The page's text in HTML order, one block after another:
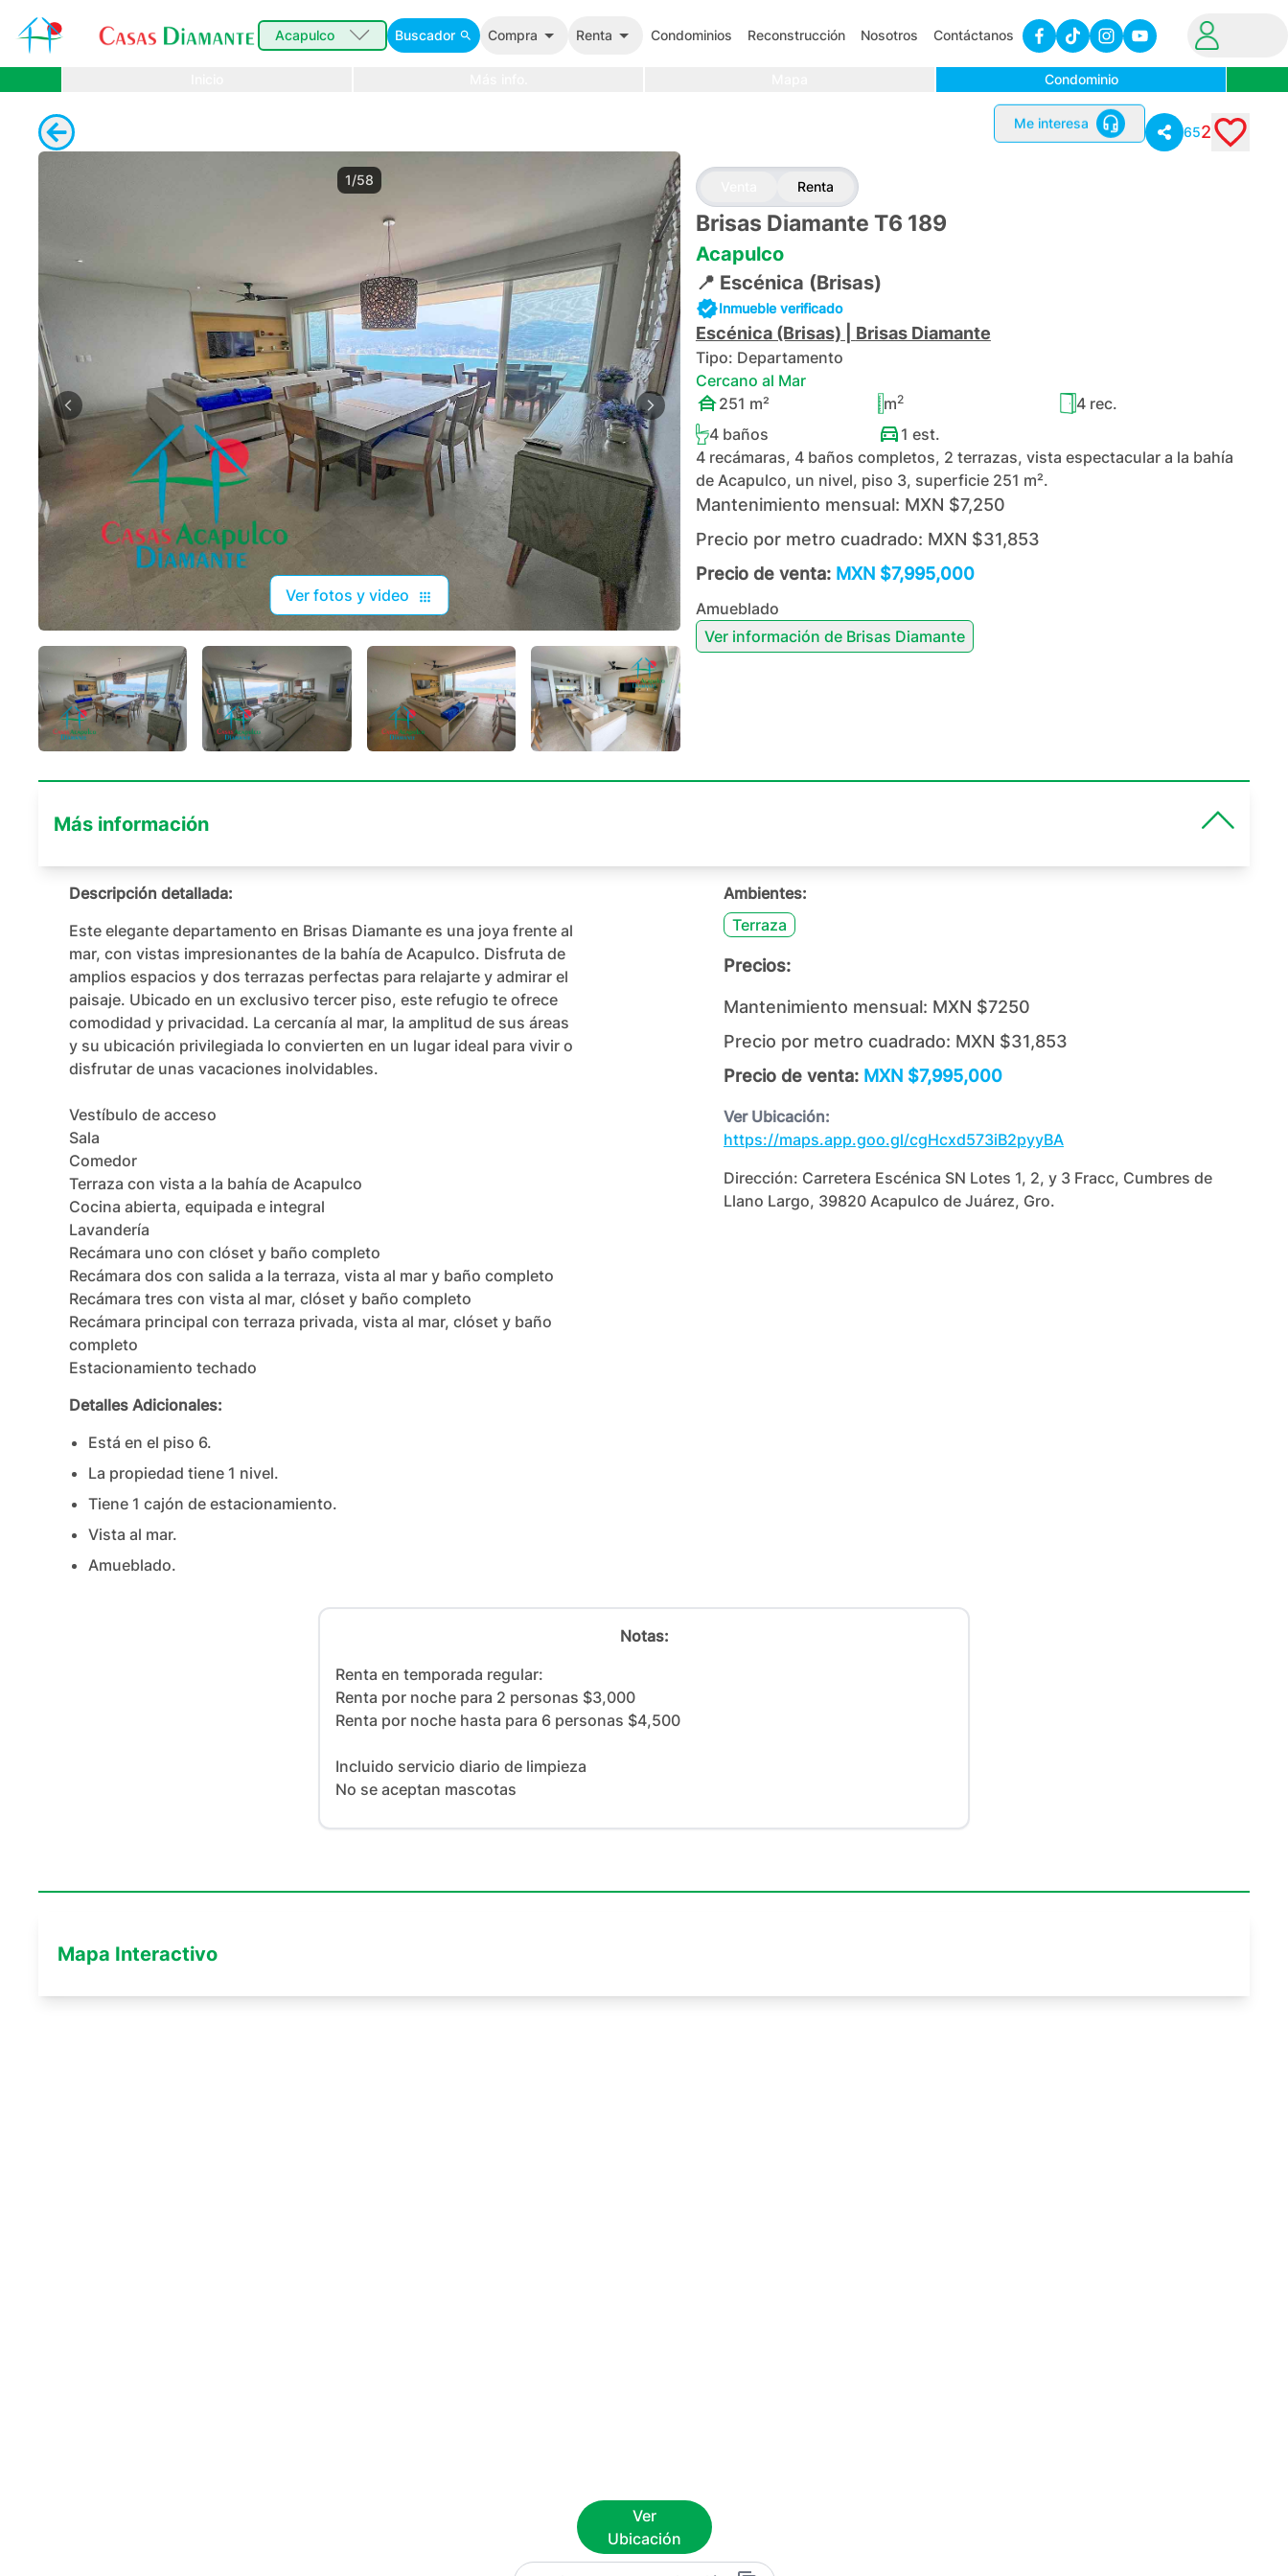
Acapulco Buscador Compra Renta Condominios Reconstrucción Nosotros Contáctanos
Condominio
Me interesa 652
1/58
Ver fotos y video
+54
Renta
Brisas Diamante T6 189
Acapulco
📍 Escénica (Brisas)
Inmueble verificado
Escénica (Brisas) Brisas Diamante
Tipo: Departamento
Cercano al Mar
251 m² m2 4rec.
4 baños 1 est.
4 recámaras, 4 baños completos, 2 terrazas, vista espectacular a la bahía
de Acapulco, un nivel, piso 3, superficie 251 m².
Mantenimiento mensual: MXN $7,250
Precio por metro cuadrado: MXN $31,853
Precio de venta: MXN $7,995,000
Amueblado
Ver información de Brisas Diamante
Más información
Descripción detallada:
Este elegante departamento en Brisas Diamante es una joya frente al
mar, con vistas impresionantes de la bahía de Acapulco. Disfruta de
amplios espacios y dos terrazas perfectas para relajarte y admirar el
paisaje. Ubicado en un exclusivo tercer piso, este refugio te ofrece
comodidad y privacidad. La cercanía al mar, la amplitud de sus áreas
y su ubicación privilegiada lo convierten en un lugar ideal para vivir o
disfrutar de unas vacaciones inolvidables.
Vestíbulo de acceso
Sala
Comedor
Terraza con vista a la bahía de Acapulco
Cocina abierta, equipada e integral
Lavandería
Recámara uno con clóset y baño completo
Recámara dos con salida a la terraza, vista al mar y baño completo
Recámara tres con vista al mar, clóset y baño completo
Recámara principal con terraza privada, vista al mar, clóset y baño
completo
Estacionamiento techado
Detalles Adicionales:
Está en el piso 6.
La propiedad tiene 1 nivel.
Tiene 1 cajón de estacionamiento.
Vista al mar.
Amueblado.
Ambientes:
Terraza
Precios:
Mantenimiento mensual: MXN $7250
Precio por metro cuadrado: MXN $31,853
Precio de venta: MXN $7,995,000
Ver Ubicación:
https://maps.app.goo.gl/cgHcxd573iB2pyyBA
Dirección: Carretera Escénica SN Lotes 1, 2, y 3 Fracc, Cumbres de
Llano Largo, 39820 Acapulco de Juárez, Gro.
Notas:
Renta en temporada regular:
Renta por noche para 2 personas $3,000
Renta por noche hasta para 6 personas $4,500
Incluido servicio diario de limpieza
No se aceptan mascotas
Mapa Interactivo
Ver
Ubicación